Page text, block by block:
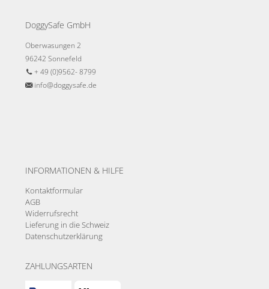
DoggySafe GmbH
Oberwasungen 2
96242 Sonnefeld
+ 49 (0)9562- 8799
info@doggysafe.de
INFORMATIONEN & HILFE
Kontaktformular
AGB
Widerrufsrecht
Lieferung in die Schweiz
Datenschutzerklärung
ZAHLUNGSARTEN